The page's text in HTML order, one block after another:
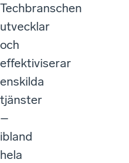
Techbranschen
utvecklar
och
effektiviserar
enskilda
tjänster
–
ibland
hela